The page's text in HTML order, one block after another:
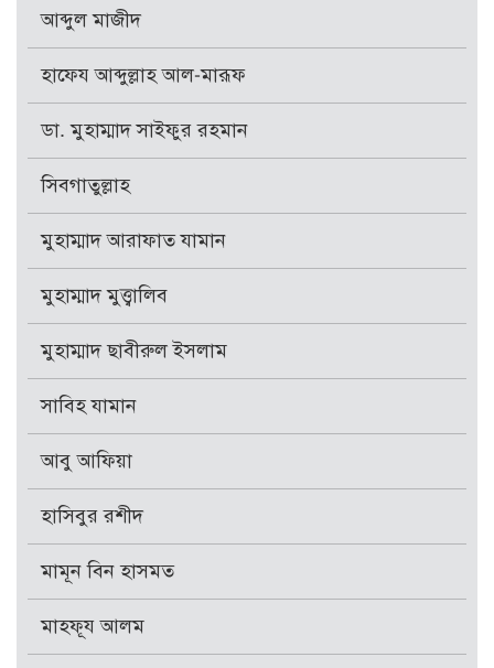
আব্দুল মাজীদ
হাফেয আব্দুল্লাহ আল-মারূফ
ডা. মুহাম্মাদ সাইফুর রহমান
সিবগাতুল্লাহ
মুহাম্মাদ আরাফাত যামান
মুহাম্মাদ মুত্ত্বালিব
মুহাম্মাদ ছাবীরুল ইসলাম
সাবিহ যামান
আবু আফিয়া
হাসিবুর রশীদ
মামূন বিন হাসমত
মাহফূয আলম